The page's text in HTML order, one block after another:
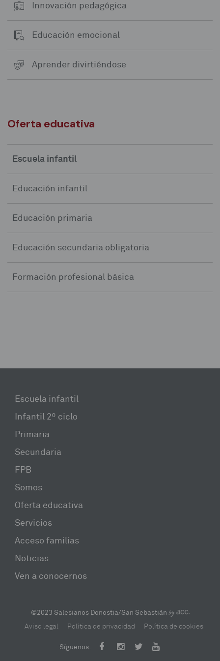
Innovación pedagógica
Educación emocional
Aprender divirtiéndose
Oferta educativa
Escuela infantil
Educación infantil
Educación primaria
Educación secundaria obligatoria
Formación profesional básica
Escuela infantil
Infantil 2º ciclo
Primaria
Secundaria
FPB
Somos
Oferta educativa
Servicios
Acceso familias
Noticias
Ven a conocernos
©2023 Salesianos Donostia/San Sebastián
Aviso legal
Política de privacidad Política de cookies
Síguenos: FacebookInstagramTwitterYoutube